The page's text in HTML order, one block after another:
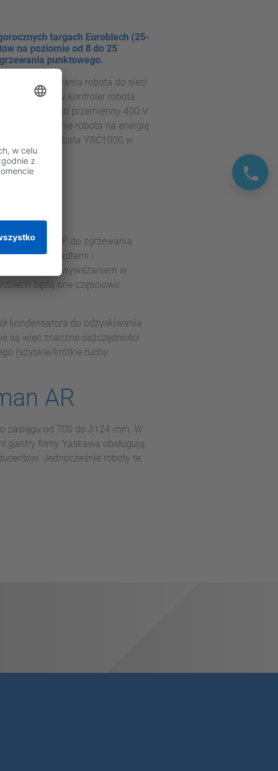
targach Euroblech (25-
na poziomie od 8 do 25
punktowego.
hamowania robota do sieci
najnowszy kontroler robota
na prąd przemienny 400 V
robota na energię
kontrolera robota YRC1000 w
Motoman SP do zgrzewania
zgrzewadłami i
robotycznym wyważaniem w
będą one częściowo
kondensatora do odzyskiwania
są więc znaczne oszczędności
(szybkie/krótkie ruchy
AR
zasięgu od 700 do 3124 mm. W
gantry firmy Yaskawa obsługują
Jednocześnie roboty te